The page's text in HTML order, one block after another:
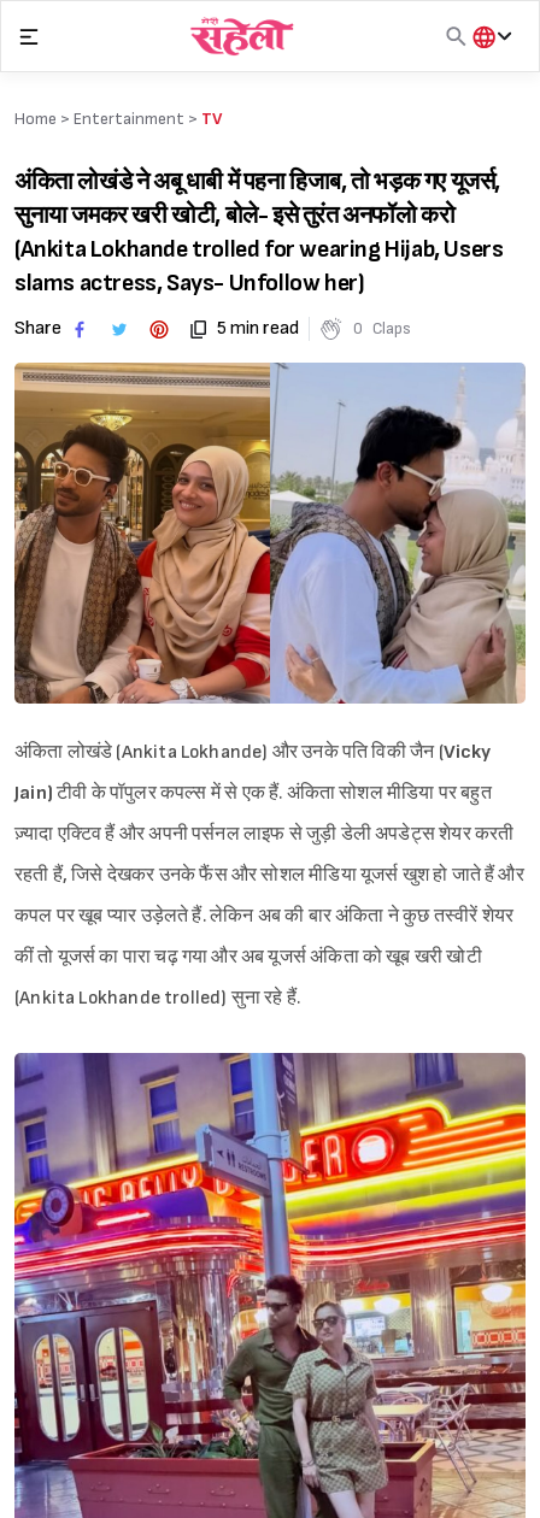
content
हिंदी
Home > Entertainment > TV
अंकिता लोखंडे ने अबू धाबी में पहना हिजाब, तो भड़क गए यूजर्स,
सुनाया जमकर खरी खोटी, बोले- इसे तुरंत अनफॉलो करो
(Ankita Lokhande trolled for wearing Hijab, Users
slams actress, Says- Unfollow her)
Share 5 min read 0 Claps
अंकिता लोखंडे (Ankita Lokhande) और उनके पति विकी जैन (Vicky
Jain)टीवी के पॉपुलर कपल्स में से एक हैं. अंकिता सोशल मीडिया पर बहुत
ज़्यादा एक्टिव हैं और अपनी पर्सनल लाइफ से जुड़ी डेली अपडेट्स शेयर करती
रहती हैं, जिसे देखकर उनके फैंस और सोशल मीडिया यूजर्स खुश हो जाते हैं और
कपल पर खूब प्यार उड़ेलते हैं. लेकिन अब की बार अंकिता ने कुछ तस्वीरें शेयर
कीं तो यूजर्स का पारा चढ़ गया और अब यूजर्स अंकिता को खूब खरी खोटी
(Ankita Lokhande trolled) सुना रहे हैं.